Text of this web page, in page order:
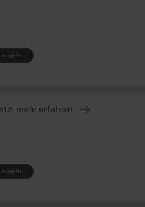
Insights
mehr erfahren
Insights